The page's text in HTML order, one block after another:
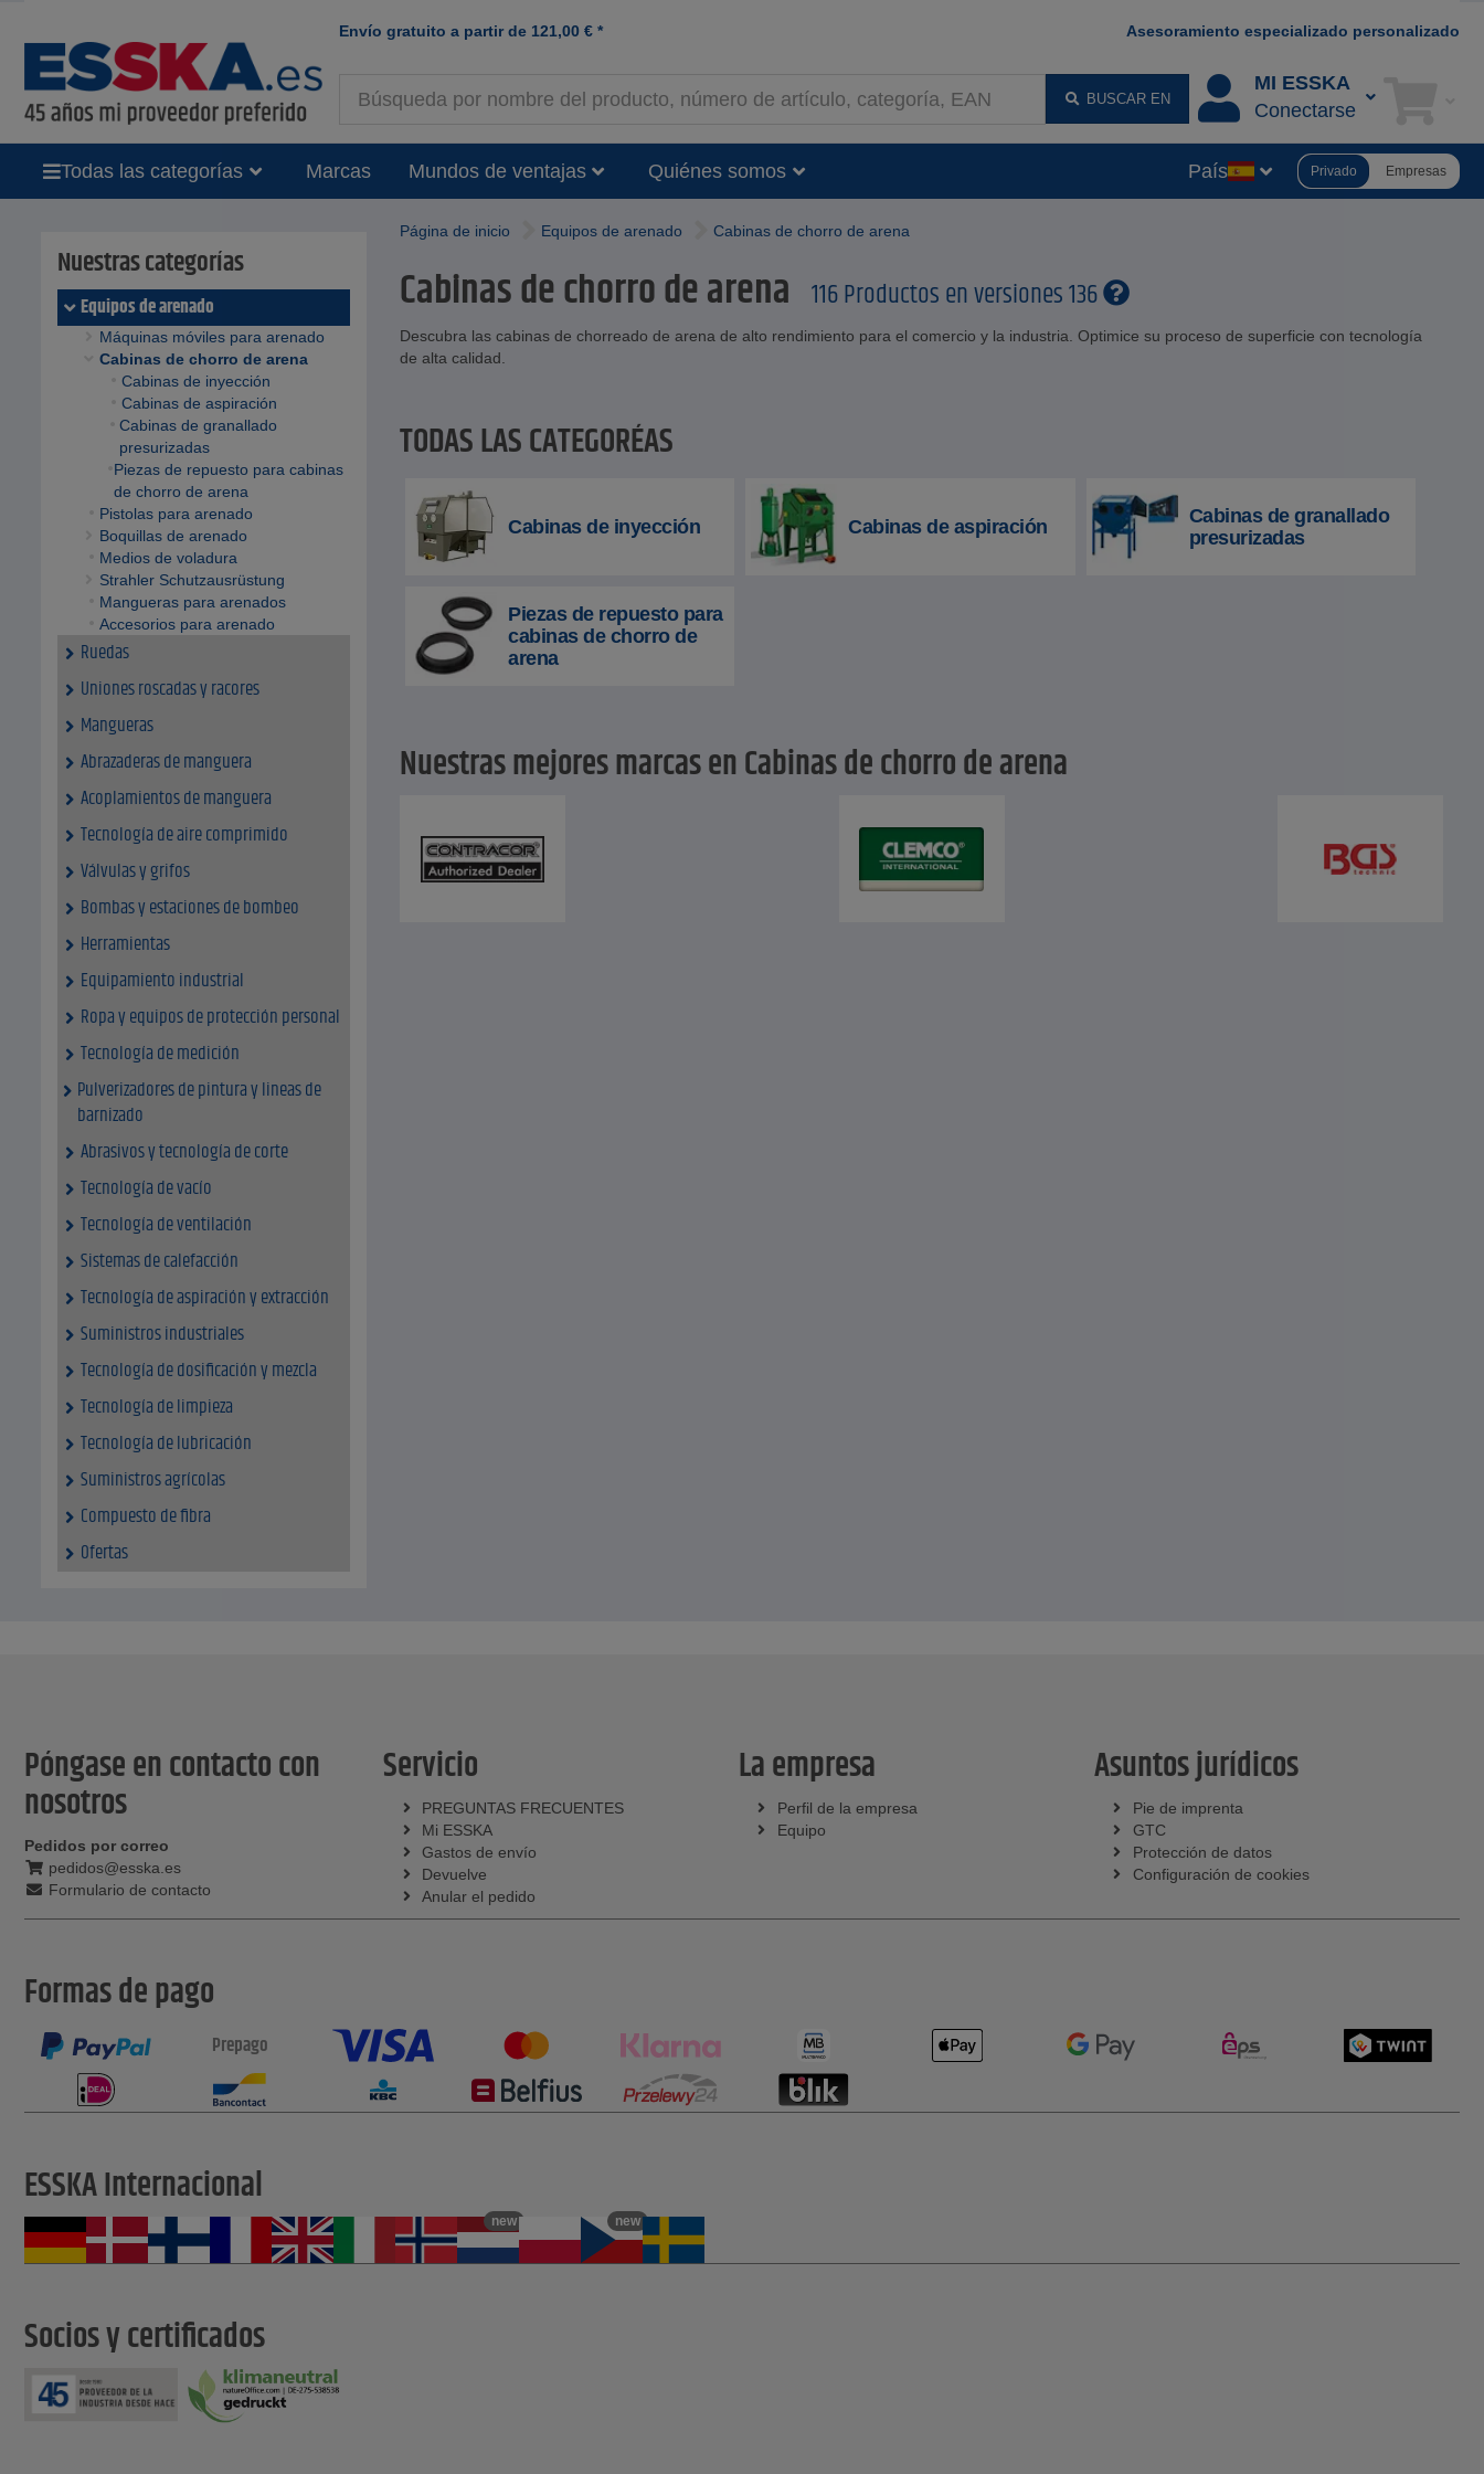
Envío gratuito a partir de 121,00 € * Asesoramiento especializado personalizado
BUSCAR EN
MI ESSKA
Conectarse
Todas las categorías Marcas Mundos de ventajas Quiénes somos País Privado Empresas
Nuestras categorías
Equipos de arenado
Máquinas móviles para arenado
Cabinas de chorro de arena
Cabinas de inyección
Cabinas de aspiración
Cabinas de granallado
presurizadas
Piezas de repuesto para cabinas
de chorro de arena
Pistolas para arenado
Boquillas de arenado
Medios de voladura
Strahler Schutzausrüstung
Mangueras para arenados
Accesorios para arenado
Ruedas
Uniones roscadas y racores
Mangueras
Abrazaderas de manguera
Acoplamientos de manguera
Tecnología de aire comprimido
Válvulas y grifos
Bombas y estaciones de bombeo
Herramientas
Equipamiento industrial
Ropa y equipos de protección personal
Tecnología de medición
Pulverizadores de pintura y lineas de
barnizado
Abrasivos y tecnología de corte
Tecnología de vacío
Tecnología de ventilación
Sistemas de calefacción
Tecnología de aspiración y extracción
Suministros industriales
Tecnología de dosificación y mezcla
Tecnología de limpieza
Tecnología de lubricación
Suministros agrícolas
Compuesto de fibra
Ofertas
Página de inicio Equipos de arenado Cabinas de chorro de arena
Cabinas de chorro de arena 116 Productos en versiones 136
Descubra las cabinas de chorreado de arena de alto rendimiento para el comercio y la industria. Optimice su proceso de superficie con tecnología
de alta calidad.
TODAS LAS CATEGORÍAS
Cabinas de inyección Cabinas de aspiración
Cabinas de granallado
presurizadas
Piezas de repuesto para
cabinas de chorro de
arena
Nuestras mejores marcas en Cabinas de chorro de arena
Póngase en contacto con
nosotros
Pedidos por correo
pedidos@esska.es
Formulario de contacto
Servicio
PREGUNTAS FRECUENTES
Mi ESSKA
Gastos de envío
Devuelve
Anular el pedido
La empresa
Perfil de la empresa
Equipo
Asuntos jurídicos
Pie de imprenta
GTC
Protección de datos
Configuración de cookies
Formas de pago
Prepago
ESSKA Internacional
new new
Socios y certificados